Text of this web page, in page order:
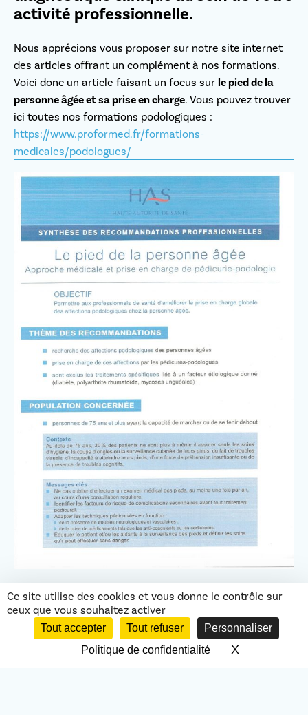
activité professionnelle.
Nous apprécions vous proposer sur notre site internet
des articles offrant un complément à nos formations.
Voici donc un article faisant un focus sur le pied de la
personne âgée et sa prise en charge. Vous pouvez trouver
ici toutes nos formations podologiques :
https://www.proformed.fr/formations-
medicales/podologues/
Ce site utilise des cookies et vous donne le contrôle sur
ceux que vous souhaitez activer
Tout accepter Tout refuser
Personnaliser
Politique de confidentialité
XMasquer le